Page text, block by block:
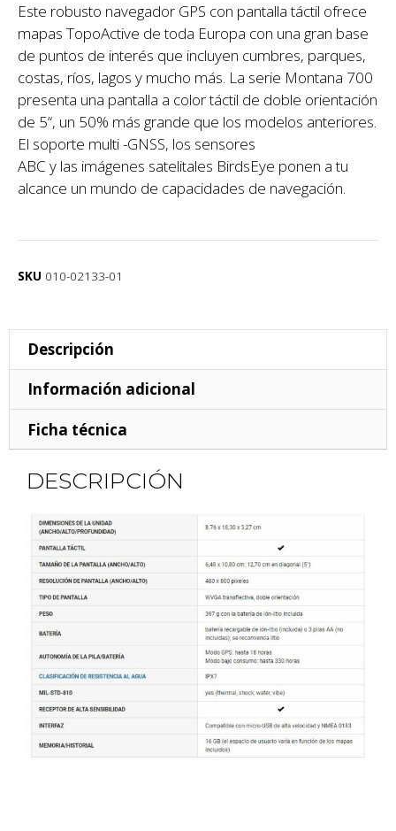
Este robusto navegador GPS con pantalla táctil ofrece
mapas TopoActive de toda Europa con una gran base
de puntos de interés que incluyen cumbres, parques,
costas, ríos, lagos y mucho más. La serie Montana 700
presenta una pantalla a color táctil de doble orientación
de 5“, un 50% más grande que los modelos anteriores.
El soporte multi -GNSS, los sensores
ABC y las imágenes satelitales BirdsEye ponen a tu
alcance un mundo de capacidades de navegación.
SKU 010-02133-01
Descripción
Información adicional
Ficha técnica
DESCRIPCIÓN